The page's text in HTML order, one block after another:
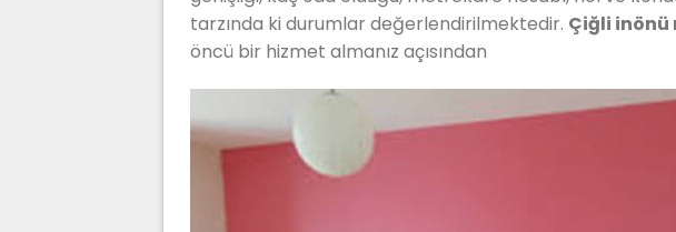
tarzında ki durumlar değerlendirilmektedir. Çiğli inönü
öncü bir hizmet almanız açısından